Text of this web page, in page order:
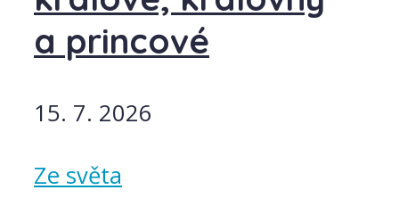
a princové
15. 7. 2026
Ze světa